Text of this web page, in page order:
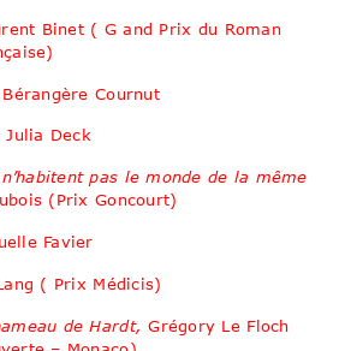
Binet ( G and Prix du Roman
Bérangère Cournut
Julia Deck
pas le monde de la même
(Prix Goncourt)
Favier
( Prix Médicis)
de Hardt,Grégory Le Floch